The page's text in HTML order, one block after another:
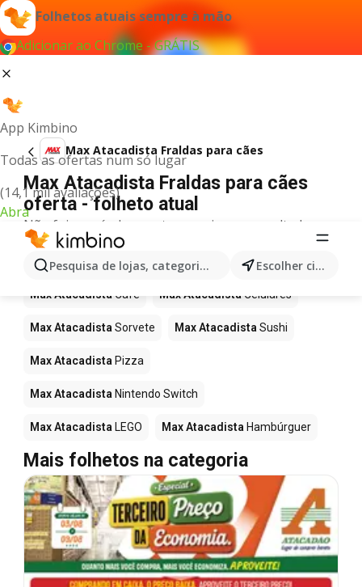
Folhetos atuais sempre à mão
Adicionar ao Chrome - GRÁTIS
App Kimbino
Todas as ofertas num só lugar
(14,1 mil avaliações)
Abra
Pesquisa de lojas, categorias,produtos... Escolher cidade
Max Atacadista Fraldas para cães
Max Atacadista Fraldas para cães
oferta - folheto atual
Não foi possível encontrar quaisquer resultados
para este termo.
Mais produtos em Max Atacadista
Max Atacadista Café Max Atacadista Celulares
Max Atacadista Sorvete Max Atacadista Sushi
Max Atacadista Pizza
Max Atacadista Nintendo Switch
Max Atacadista LEGO Max Atacadista Hambúrguer
Mais folhetos na categoria